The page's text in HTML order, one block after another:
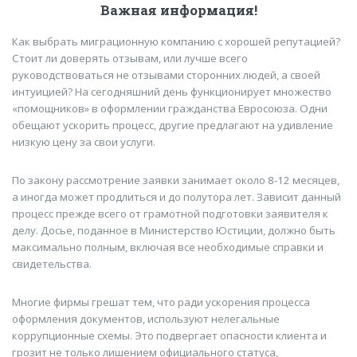
Важная информация!
Как выбрать миграционную компанию с хорошей репутацией?
Стоит ли доверять отзывам, или лучше всего
руководствоваться не отзывами сторонних людей, а своей
интуицией? На сегодняшний день функционирует множество
«помощников» в оформлении гражданства Евросоюза. Одни
обещают ускорить процесс, другие предлагают на удивление
низкую цену за свои услуги.
По закону рассмотрение заявки занимает около 8-12 месяцев,
а иногда может продлиться и до полутора лет. Зависит данный
процесс прежде всего от грамотной подготовки заявителя к
делу. Досье, поданное в Министерство Юстиции, должно быть
максимально полным, включая все необходимые справки и
свидетельства.
Многие фирмы грешат тем, что ради ускорения процесса
оформления документов, используют нелегальные
коррупционные схемы. Это подвергает опасности клиента и
грозит не только лишением официального статуса,